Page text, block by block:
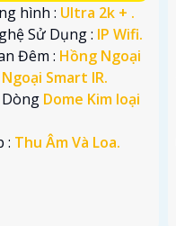
hình : Ultra 2k + .
Sử Dụng : IP Wifi.
Đêm : Hồng Ngoại
Smart IR.
Dòng Dome Kim loại
: Thu Âm Và Loa.